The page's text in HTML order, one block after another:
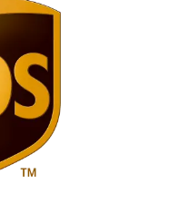
árboles en el páramo de